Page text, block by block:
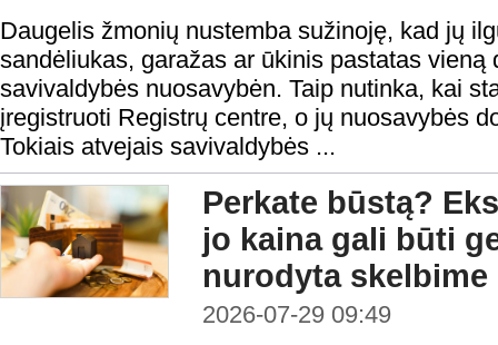
Daugelis žmonių nustemba sužinoję, kad jų
sandėliukas, garažas ar ūkinis pastatas vieną
savivaldybės nuosavybėn. Taip nutinka, kai
įregistruoti Registrų centre, o jų nuosavybės
Tokiais atvejais savivaldybės ...
Perkate būstą?
jo kaina gali būti
nurodyta skelbime
2026-07-29 09:49